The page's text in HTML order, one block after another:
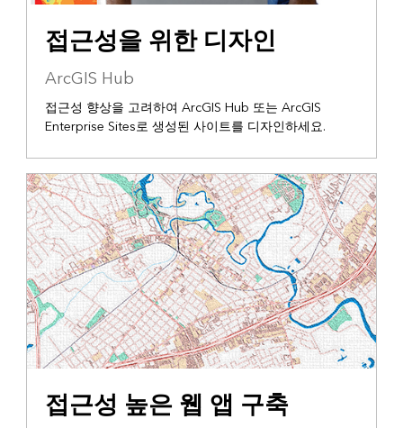
접근성을 위한 디자인
ArcGIS Hub
접근성 향상을 고려하여 ArcGIS Hub 또는 ArcGIS
Enterprise Sites로 생성된 사이트를 디자인하세요.
접근성 높은 웹 앱 구축